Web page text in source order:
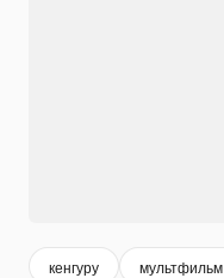
кенгуру мультфильм